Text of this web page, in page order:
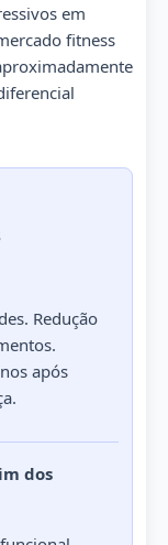
em
fitness
Redução
após
dos